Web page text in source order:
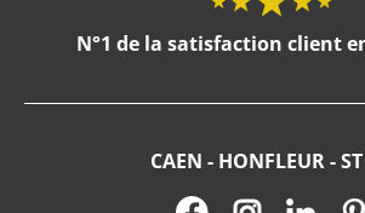
N°1 de la satisfaction client
CAEN - HONFLEUR -